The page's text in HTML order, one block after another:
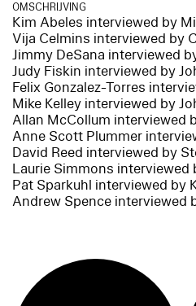
OMSCHRIJVING
Kim Abeles interviewed by
Vija Celmins interviewed by
Jimmy DeSana interviewed
Judy Fiskin interviewed by
Felix Gonzalez-Torres
Mike Kelley interviewed by
Allan McCollum interviewed
Anne Scott Plummer
David Reed interviewed by
Laurie Simmons interviewed
Pat Sparkuhl interviewed by
Andrew Spence interviewed